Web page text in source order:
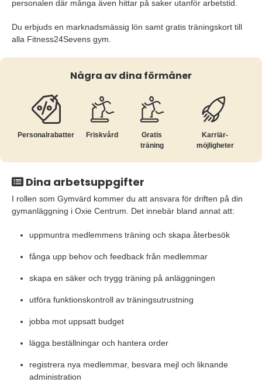
personalen där många även hittar på saker utanför arbetstid.
Du erbjuds en marknadsmässig lön samt gratis träningskort till
alla Fitness24Sevens gym.
Några av dina förmåner
Personalrabatter Friskvård
Gratis
träning
Karriär­
möjligheter
Dina arbetsuppgifter
I rollen som Gymvärd kommer du att ansvara för driften på din
gymanläggning i Oxie Centrum. Det innebär bland annat att:
uppmuntra medlemmens träning och skapa återbesök
fånga upp behov och feedback från medlemmar
skapa en säker och trygg träning på anläggningen
utföra funktionskontroll av träningsutrustning
jobba mot uppsatt budget
lägga beställningar och hantera order
registrera nya medlemmar, besvara mejl och liknande
administration